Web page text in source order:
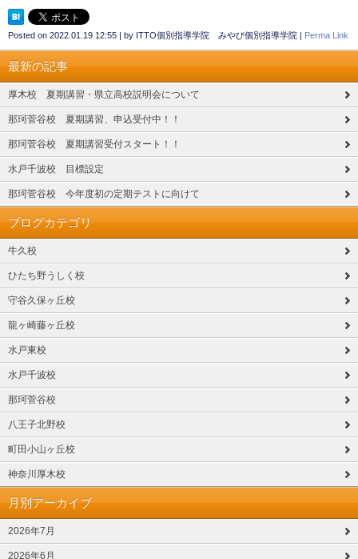
Posted on 2022.01.19 12:55 | by ITTO個別指導学院 みやび個別指導学院 | Perma Link
最新の記事
厚木校 夏期講習・県立高校説明会について
那珂菅谷校 夏期講習、申込受付中！！
那珂菅谷校 夏期講習受付スタート！！
水戸千波校 目標設定
那珂菅谷校 今年度初の定期テストに向けて
ブログカテゴリ
牛久校
ひたち野うしく校
守谷久保ヶ丘校
龍ヶ崎藤ヶ丘校
水戸東校
水戸千波校
那珂菅谷校
八王子北野校
町田小山ヶ丘校
神奈川厚木校
月別アーカイブ
2026年7月
2026年6月